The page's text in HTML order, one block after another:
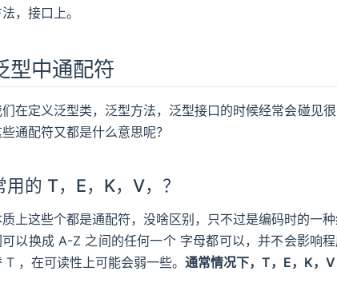
，接口上。
型中通配符
在定义泛型类，泛型方法，泛型接口的时候经常会碰见
通配符又都是什么意思呢？
用的 T，E，K，V，？
上这些个都是通配符，没啥区别，只不过是编码时的一
以换成 A-Z 之间的任何一个 字母都可以，并不会影响
T ，在可读性上可能会弱一些。 通常情况下，T，E，K，V